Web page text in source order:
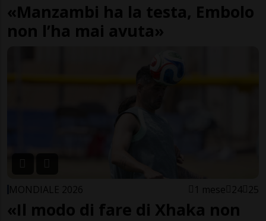
«Manzambi ha la testa, Embolo
non l’ha mai avuta»
MONDIALE 2026 1 mese 24 25
«Il modo di fare di Xhaka non